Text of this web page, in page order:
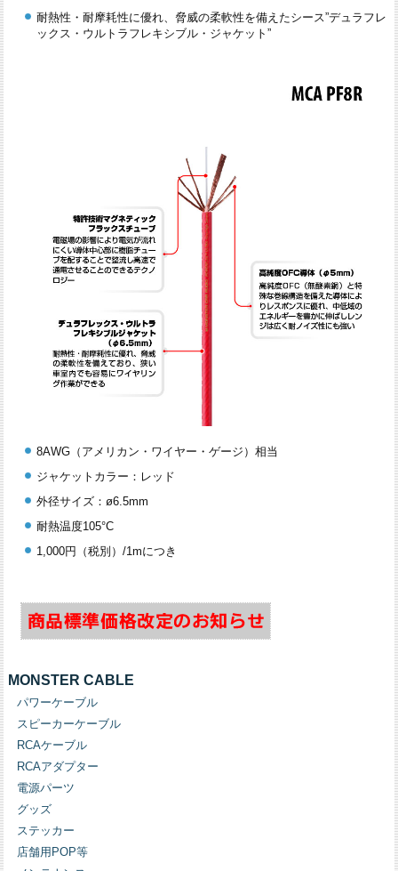
耐熱性・耐摩耗性に優れ、脅威の柔軟性を備えたシース”デュラフレ
ックス・ウルトラフレキシブル・ジャケット”
8AWG（アメリカン・ワイヤー・ゲージ）相当
ジャケットカラー：レッド
外径サイズ：ø6.5mm
耐熱温度105°C
1,000円（税別）/1mにつき
MONSTER CABLE
パワーケーブル
スピーカーケーブル
RCAケーブル
RCAアダプター
電源パーツ
グッズ
ステッカー
店舗用POP等